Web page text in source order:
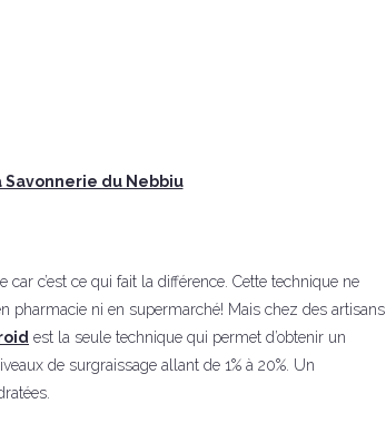
Savonnerie du Nebbiu
c’est ce qui fait la différence. Cette technique ne
pharmacie ni en supermarché! Mais chez des artisans
est la seule technique qui permet d’obtenir un
de surgraissage allant de 1% à 20%. Un